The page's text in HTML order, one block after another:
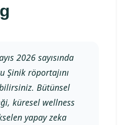
2026 sayısında
Şinik röportajını
Bütünsel
küresel wellness
yapay zeka